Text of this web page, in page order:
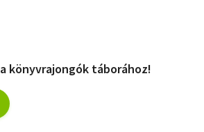
könyvrajongók táborához!